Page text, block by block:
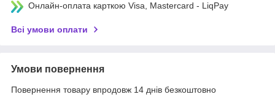
Онлайн-оплата карткою Visa, Mastercard - LiqPay
Всі умови оплати
Умови повернення
Повернення товару впродовж 14 днів безкоштовно